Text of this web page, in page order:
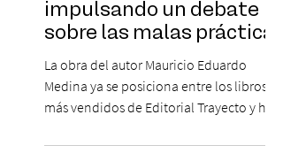
impulsando un debate
sobre las malas prácticas
laborales y el futuro del
trabajo
La obra del autor Mauricio Eduardo
Medina ya se posiciona entre los libros
más vendidos de Editorial Trayecto y ha
para mejorar los procesos de selección